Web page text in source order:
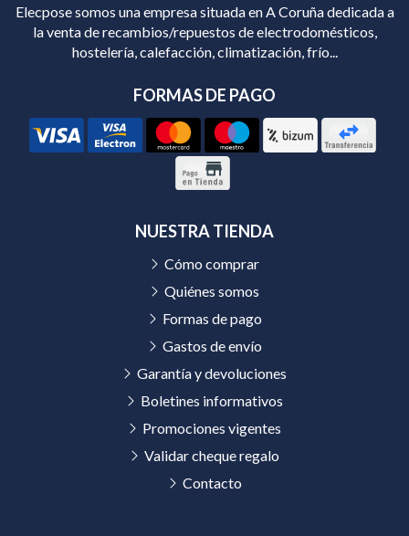
Elecpose somos una empresa situada en A Coruña dedicada a
la venta de recambios/repuestos de electrodomésticos,
hostelería, calefacción, climatización, frío...
FORMAS DE PAGO
NUESTRA TIENDA
Cómo comprar
Quiénes somos
Formas de pago
Gastos de envío
Garantía y devoluciones
Boletines informativos
Promociones vigentes
Validar cheque regalo
Contacto